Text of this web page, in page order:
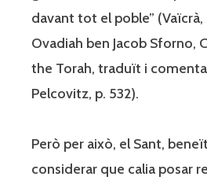
davant tot el poble” (Vaïcrà,
Ovadiah ben Jacob Sforno,
the Torah, traduït i
Pelcovitz, p. 532).
Però per això, el Sant,
considerar que calia posar